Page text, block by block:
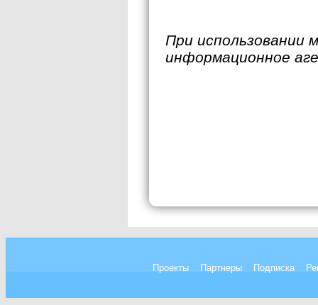
При использовании
информационное
Проекты Партнеры Подписка